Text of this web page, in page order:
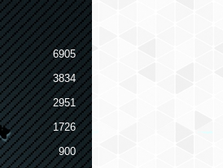
6905
3834
2951
1726
900